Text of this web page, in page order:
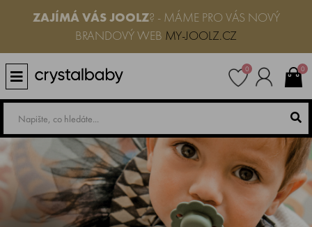
ZAJÍMÁ VÁS JOOLZ? - MÁME PRO VÁS NOVÝ
BRANDOVÝ WEB MY-JOOLZ.CZ
0 0